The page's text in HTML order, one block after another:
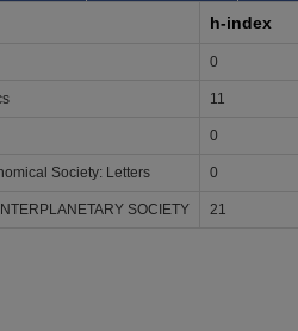
h-index
0
11
0
Society: Letters 0
SOCIETY 21